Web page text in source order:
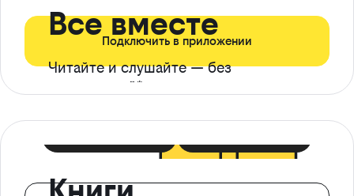
Все вместе
Читайте и слушайте — без
ограничений*
Подключить в приложении